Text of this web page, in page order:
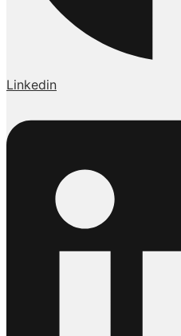
Linkedin